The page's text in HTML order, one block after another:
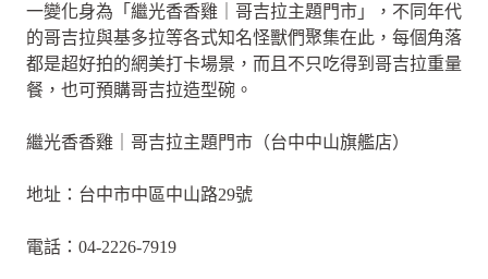
一變化身為「繼光香香雞｜哥吉拉主題門市」，不同年代
的哥吉拉與基多拉等各式知名怪獸們聚集在此，每個角落
都是超好拍的網美打卡場景，而且不只吃得到哥吉拉重量
餐，也可預購哥吉拉造型碗。
繼光香香雞｜哥吉拉主題門市（台中中山旗艦店）
地址：台中市中區中山路29號
電話：04-2226-7919